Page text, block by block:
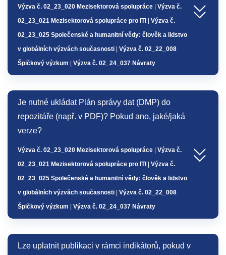
Výzva č. 02_23_020 Mezisektorová spolupráce
Výzva č.
02_23_021 Mezisektorová spolupráce pro ITI
Výzva č.
02_23_025 Společenské a humanitní vědy: člověk a lidstvo
v globálních výzvách současnosti
Výzva č. 02_22_008
Špičkový výzkum
Výzva č. 02_24_037 Návraty
Je nutné ukládat Plán správy dat (DMP) do
repozitáře (např. v PDF)? Pokud ano, jaké/jaká
verze?
Výzva č. 02_23_020 Mezisektorová spolupráce
Výzva č.
02_23_021 Mezisektorová spolupráce pro ITI
Výzva č.
02_23_025 Společenské a humanitní vědy: člověk a lidstvo
v globálních výzvách současnosti
Výzva č. 02_22_008
Špičkový výzkum
Výzva č. 02_24_037 Návraty
Lze uplatnit publikaci v rámci indikátorů, pokud v